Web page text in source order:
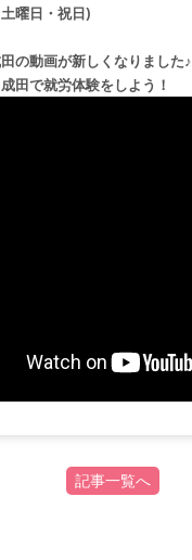
曜日・祝日)
の動画が新しくなりました♪
田で就労体験をしよう！
記事一覧へ